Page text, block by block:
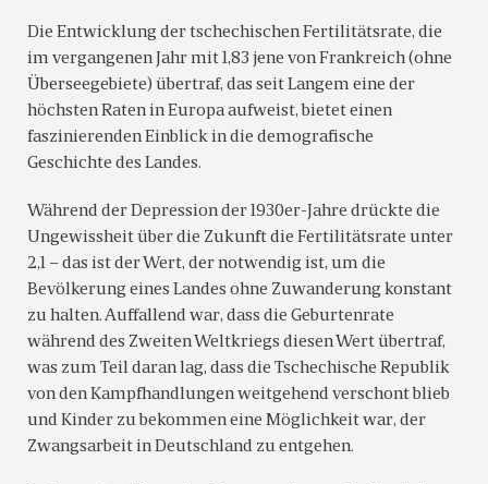
Die Entwicklung der tschechischen Fertilitätsrate, die
im vergangenen Jahr mit 1,83 jene von Frankreich (ohne
Überseegebiete) übertraf, das seit Langem eine der
höchsten Raten in Europa aufweist, bietet einen
faszinierenden Einblick in die demografische
Geschichte des Landes.
Während der Depression der 1930er-Jahre drückte die
Ungewissheit über die Zukunft die Fertilitätsrate unter
2,1 – das ist der Wert, der notwendig ist, um die
Bevölkerung eines Landes ohne Zuwanderung konstant
zu halten. Auffallend war, dass die Geburtenrate
während des Zweiten Weltkriegs diesen Wert übertraf,
was zum Teil daran lag, dass die Tschechische Republik
von den Kampfhandlungen weitgehend verschont blieb
und Kinder zu bekommen eine Möglichkeit war, der
Zwangsarbeit in Deutschland zu entgehen.